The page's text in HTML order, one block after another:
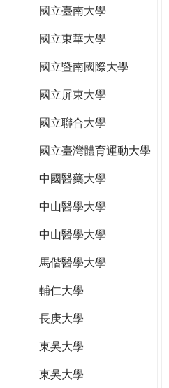
國立臺南大學
國立東華大學
國立暨南國際大學
國立屏東大學
國立聯合大學
國立臺灣體育運動大學
中國醫藥大學
中山醫學大學
中山醫學大學
馬偕醫學大學
輔仁大學
長庚大學
東吳大學
東吳大學